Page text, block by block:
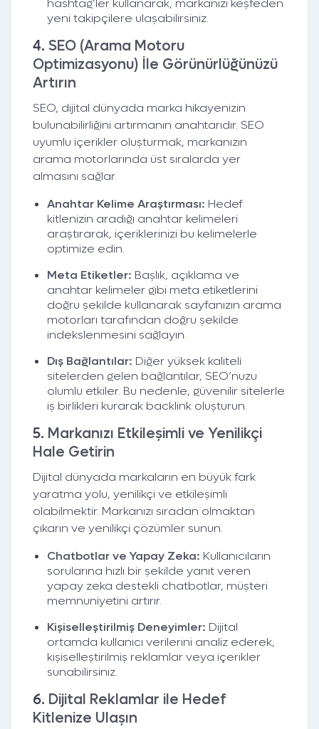
hashtag’ler kullanarak, markanızı keşfeden
yeni takipçilere ulaşabilirsiniz.
4. SEO (Arama Motoru
Optimizasyonu) İle Görünürlüğünüzü
Artırın
SEO, dijital dünyada marka hikayenizin
bulunabilirliğini artırmanın anahtarıdır. SEO
uyumlu içerikler oluşturmak, markanızın
arama motorlarında üst sıralarda yer
almasını sağlar.
Anahtar Kelime Araştırması: Hedef
kitlenizin aradığı anahtar kelimeleri
araştırarak, içeriklerinizi bu kelimelerle
optimize edin.
Meta Etiketler: Başlık, açıklama ve
anahtar kelimeler gibi meta etiketlerini
doğru şekilde kullanarak sayfanızın arama
motorları tarafından doğru şekilde
indekslenmesini sağlayın.
Dış Bağlantılar: Diğer yüksek kaliteli
sitelerden gelen bağlantılar, SEO’nuzu
olumlu etkiler. Bu nedenle, güvenilir sitelerle
iş birlikleri kurarak backlink oluşturun.
5. Markanızı Etkileşimli ve Yenilikçi
Hale Getirin
Dijital dünyada markaların en büyük fark
yaratma yolu, yenilikçi ve etkileşimli
olabilmektir. Markanızı sıradan olmaktan
çıkarın ve yenilikçi çözümler sunun.
Chatbotlar ve Yapay Zeka: Kullanıcıların
sorularına hızlı bir şekilde yanıt veren
yapay zeka destekli chatbotlar, müşteri
memnuniyetini artırır.
Kişiselleştirilmiş Deneyimler: Dijital
ortamda kullanıcı verilerini analiz ederek,
kişiselleştirilmiş reklamlar veya içerikler
sunabilirsiniz.
6. Dijital Reklamlar ile Hedef
Kitlenize Ulaşın